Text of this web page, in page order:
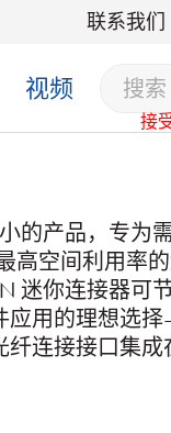
联系我们
视频
接
的产品，专为
高空间利用率
迷你连接器可
应用的理想选
连接接口集